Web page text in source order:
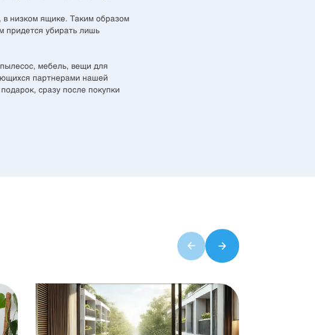
в низком ящике. Таким образом
придется убирать лишь
мебель, вещи для
партнерами нашей
сразу после покупки